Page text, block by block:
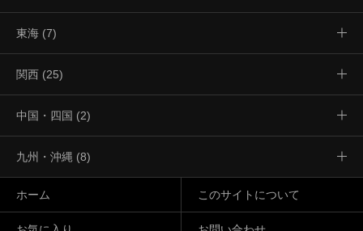
東海 (7)
関西 (25)
中国・四国 (2)
九州・沖縄 (8)
ホーム このサイトについて